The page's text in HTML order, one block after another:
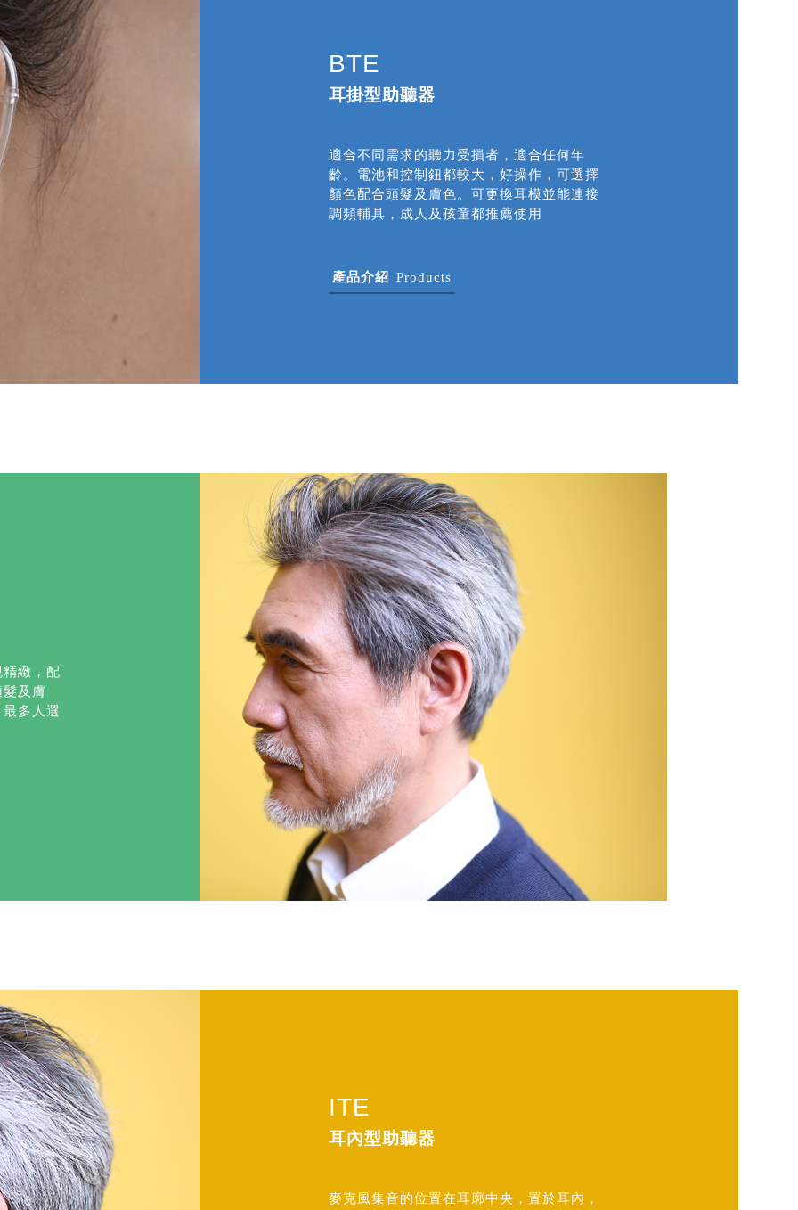
BTE
耳掛型助聽器
適合不同需求的聽力受損者，適合任何年
齡。電池和控制鈕都較大，好操作，可選擇
顏色配合頭髮及膚色。可更換耳模並能連接
調頻輔具，成人及孩童都推薦使用
產品介紹 Products
緻，配
及膚
多人選
ITE
耳內型助聽器
麥克風集音的位置在耳廓中央，置於耳內，